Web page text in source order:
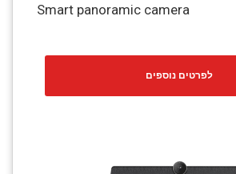
Smart panoramic camera
לפרטים נוספים